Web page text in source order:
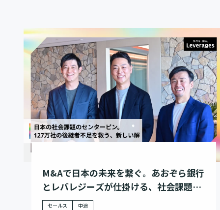
M&Aで日本の未来を繋ぐ。あおぞら銀行
とレバレジーズが仕掛ける、社会課題解
決への挑戦
セールス 中途